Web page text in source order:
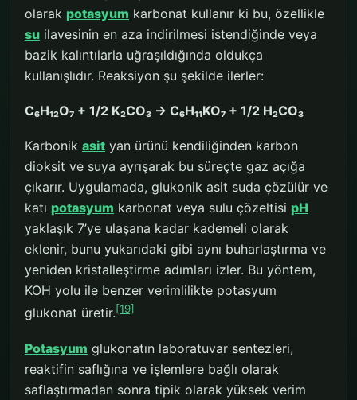
olarak potasyum karbonat kullanır ki bu, özellikle
su ilavesinin en aza indirilmesi istendiğinde veya
bazik kalıntılarla uğraşıldığında oldukça
kullanışlıdır. Reaksiyon şu şekilde ilerler:
C₆H₁₂O₇ + 1/2 K₂CO₃ → C₆H₁₁KO₇ + 1/2 H₂CO₃
Karbonik asit yan ürünü kendiliğinden karbon
dioksit ve suya ayrışarak bu süreçte gaz açığa
çıkarır. Uygulamada, glukonik asit suda çözülür ve
katı potasyum karbonat veya sulu çözeltisi pH
yaklaşık 7’ye ulaşana kadar kademeli olarak
eklenir, bunu yukarıdaki gibi aynı buharlaştırma ve
yeniden kristalleştirme adımları izler. Bu yöntem,
KOH yolu ile benzer verimlilikte potasyum
glukonat üretir.[19]
Potasyum glukonatın laboratuvar sentezleri,
reaktifin saflığına ve işlemlere bağlı olarak
saflaştırmadan sonra tipik olarak yüksek verim